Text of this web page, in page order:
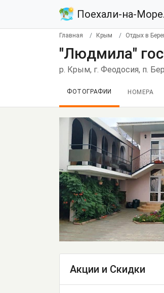
Поехали-на-
Главная Крым Отдых в
"Людмила"
р. Крым, г. Феодосия, п.
ФОТОГРАФИИ НОМЕРА
Акции и Скидки